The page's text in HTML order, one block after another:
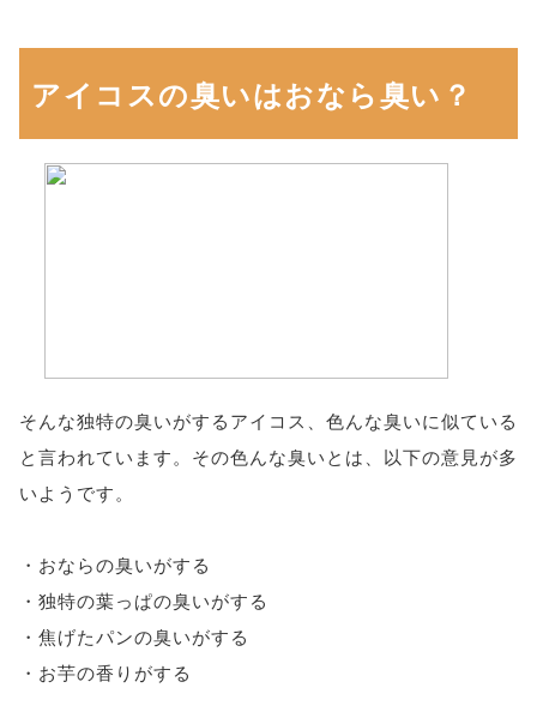
アイコスの臭いはおなら臭い？
そんな独特の臭いがするアイコス、色んな臭いに似ている
と言われています。その色んな臭いとは、以下の意見が多
いようです。
・おならの臭いがする
・独特の葉っぱの臭いがする
・焦げたパンの臭いがする
・お芋の香りがする